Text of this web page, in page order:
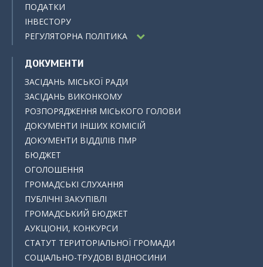
ПОДАТКИ
ІНВЕСТОРУ
РЕГУЛЯТОРНА ПОЛІТИКА
ДОКУМЕНТИ
ЗАСІДАНЬ МІСЬКОЇ РАДИ
ЗАСІДАНЬ ВИКОНКОМУ
РОЗПОРЯДЖЕННЯ МІСЬКОГО ГОЛОВИ
ДОКУМЕНТИ ІНШИХ КОМІСІЙ
ДОКУМЕНТИ ВІДДІЛІВ ПМР
БЮДЖЕТ
ОГОЛОШЕННЯ
ГРОМАДСЬКІ СЛУХАННЯ
ПУБЛІЧНІ ЗАКУПІВЛІ
ГРОМАДСЬКИЙ БЮДЖЕТ
АУКЦІОНИ, КОНКУРСИ
СТАТУТ ТЕРИТОРІАЛЬНОЇ ГРОМАДИ
СОЦІАЛЬНО-ТРУДОВІ ВІДНОСИНИ